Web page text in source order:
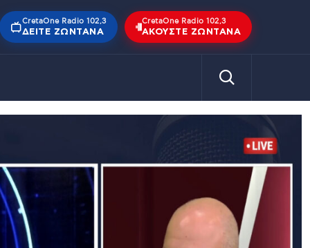
CretaOne Radio 102,3
ΔΕΊΤΕ ΖΩΝΤΑΝΆ
CretaOne Radio 102,3
ΑΚΟΎΣΤΕ ΖΩΝΤΑΝΆ